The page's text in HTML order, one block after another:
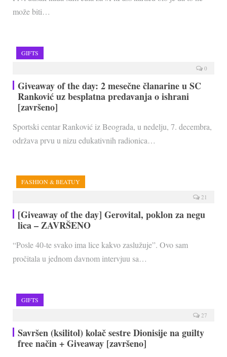
može biti…
GIFTS
0
Giveaway of the day: 2 mesečne članarine u SC
Ranković uz besplatna predavanja o ishrani
[završeno]
Sportski centar Ranković iz Beograda, u nedelju, 7. decembra,
održava prvu u nizu edukativnih radionica…
FASHION & BEATUY
21
[Giveaway of the day] Gerovital, poklon za negu
lica – ZAVRŠENO
“Posle 40-te svako ima lice kakvo zaslužuje”. Ovo sam
pročitala u jednom davnom intervjuu sa…
GIFTS
27
Savršen (ksilitol) kolač sestre Dionisije na guilty
free način + Giveaway [završeno]